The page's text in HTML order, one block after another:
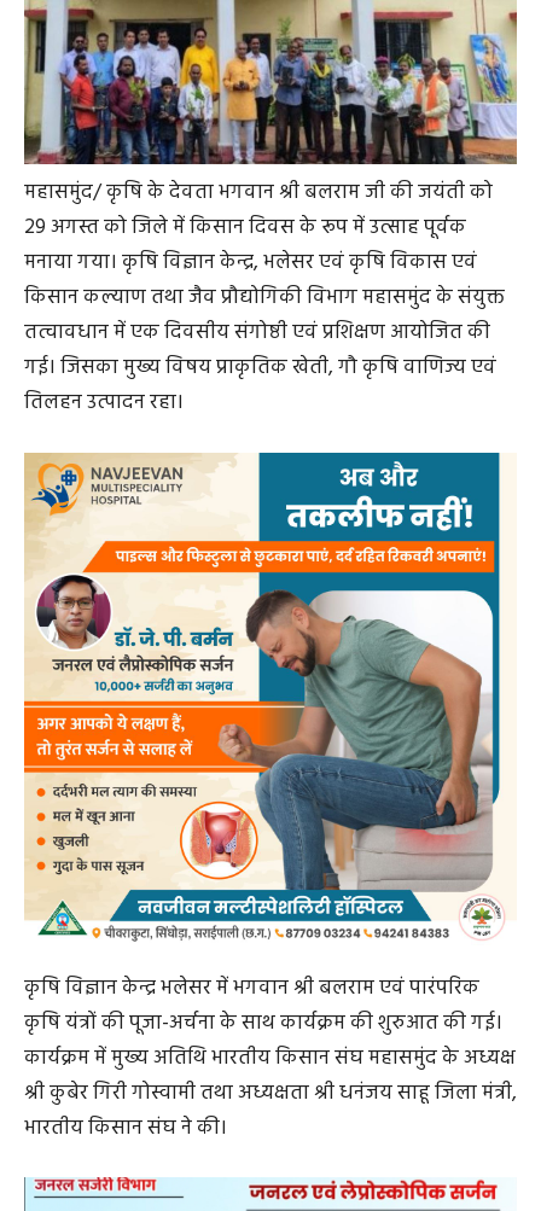
महासमुंद/ कृषि के देवता भगवान श्री बलराम जी की जयंती को
29 अगस्त को जिले में किसान दिवस के रूप में उत्साह पूर्वक
मनाया गया। कृषि विज्ञान केन्द्र, भलेसर एवं कृषि विकास एवं
किसान कल्याण तथा जैव प्रौद्योगिकी विभाग महासमुंद के संयुक्त
तत्वावधान में एक दिवसीय संगोष्ठी एवं प्रशिक्षण आयोजित की
गई। जिसका मुख्य विषय प्राकृतिक खेती, गौ कृषि वाणिज्य एवं
तिलहन उत्पादन रहा।
कृषि विज्ञान केन्द्र भलेसर में भगवान श्री बलराम एवं पारंपरिक
कृषि यंत्रों की पूजा-अर्चना के साथ कार्यक्रम की शुरुआत की गई।
कार्यक्रम में मुख्य अतिथि भारतीय किसान संघ महासमुंद के अध्यक्ष
श्री कुबेर गिरी गोस्वामी तथा अध्यक्षता श्री धनंजय साहू जिला मंत्री,
भारतीय किसान संघ ने की।